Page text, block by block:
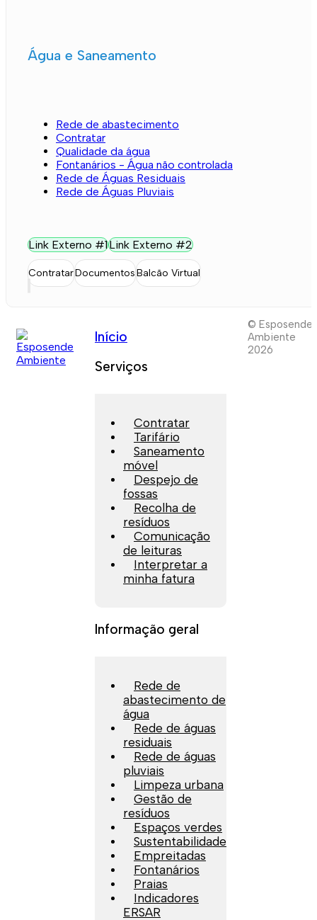
Água e Saneamento
Rede de abastecimento
Contratar
Qualidade da água
Fontanários - Água não controlada
Rede de Águas Residuais
Rede de Águas Pluviais
Link Externo #1Link Externo #2
ContratarDocumentosBalcão Virtual
Início
Serviços
Contratar
Tarifário
Saneamento
móvel
Despejo de
fossas
Recolha de
resíduos
Comunicação
de leituras
Interpretar a
minha fatura
Informação geral
Rede de
abastecimento de
água
Rede de águas
residuais
Rede de águas
pluviais
Limpeza urbana
Gestão de
resíduos
Espaços verdes
Sustentabilidade
Empreitadas
Fontanários
Praias
Indicadores
ERSAR
© Esposende
Ambiente
2026